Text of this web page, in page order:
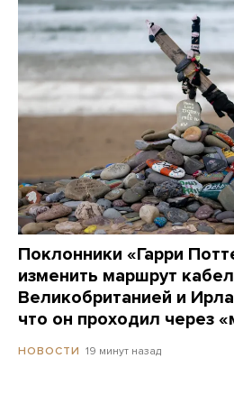
Поклонники «Гарри
изменить маршрут
Великобританией и
что он проходил через
НОВОСТИ 19 минут назад